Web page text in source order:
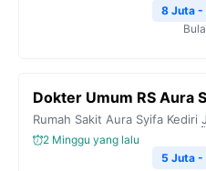
8 Juta -
Dokter Umum RS Aura
Rumah Sakit Aura Syifa Kediri
2 Minggu yang lalu
5 Juta